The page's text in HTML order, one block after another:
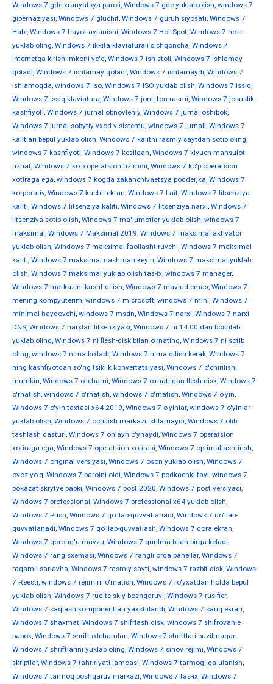
Windows 7 gde xranyatsya paroli, Windows 7 gde yuklab olish, windows 7
gipernaziyasi, Windows 7 gluchit, Windows 7 guruh siyosati, Windows 7
Habr, Windows 7 hayot aylanishi, Windows 7 Hot Spot, Windows 7 hozir
yuklab oling, Windows 7 ikkita klaviaturali sichqoncha, Windows 7
Internetga kirish imkoni yo'q, Windows 7 ish stoli, Windows 7 ishlamay
qoladi, Windows 7 ishlamay qoladi, Windows 7 ishlamaydi, Windows 7
ishlamoqda, windows 7 iso, Windows 7 ISO yuklab olish, Windows 7 issiq,
Windows 7 issiq klaviatura, Windows 7 jonli fon rasmi, Windows 7 josuslik
kashfiyoti, Windows 7 jurnal obnovleniy, Windows 7 jurnal oshibok,
Windows 7 jurnal sobytiy vxod v sistemu, windows 7 jurnali, Windows 7
kalitlari bepul yuklab olish, Windows 7 kalitni rasmiy saytdan sotib oling,
windows 7 kashfiyoti, Windows 7 kesilgan, Windows 7 klyuch mahsulot
uznat, Windows 7 ko'p operatsion tizimdir, Windows 7 ko'p operatsion
xotiraga ega, windows 7 kogda zakanchivaetsya podderjka, Windows 7
korporativ, Windows 7 kuchli ekran, Windows 7 Lait, Windows 7 litsenziya
kaliti, Windows 7 litsenziya kaliti, Windows 7 litsenziya narxi, Windows 7
litsenziya sotib olish, Windows 7 ma'lumotlar yuklab olish, windows 7
maksimal, Windows 7 Maksimal 2019, Windows 7 maksimal aktivator
yuklab olish, Windows 7 maksimal faollashtiruvchi, Windows 7 maksimal
kaliti, Windows 7 maksimal nashrdan keyin, Windows 7 maksimal yuklab
olish, Windows 7 maksimal yuklab olish tas-ix, windows 7 manager,
Windows 7 markazini kashf qilish, Windows 7 mavjud emas, Windows 7
mening kompyuterim, windows 7 microsoft, windows 7 mini, Windows 7
minimal haydovchi, windows 7 msdn, Windows 7 narxi, Windows 7 narxi
DNS, Windows 7 narxlari litsenziyasi, Windows 7 ni 14:00 dan boshlab
yuklab oling, Windows 7 ni flesh-disk bilan o'rnating, Windows 7 ni sotib
oling, windows 7 nima bo'ladi, Windows 7 nima qilish kerak, Windows 7
ning kashfiyotdan so'ng tsiklik konvertatsiyasi, Windows 7 o'chirilishi
mumkin, Windows 7 o'lchami, Windows 7 o'rnatilgan flesh-disk, Windows 7
o'rnatish, windows 7 o'rnatish, windows 7 o'rnatish, Windows 7 o'yin,
Windows 7 o'yin taxtasi x64 2019, Windows 7 o'yinlar, windows 7 o'yinlar
yuklab olish, Windows 7 ochilish markazi ishlamaydi, Windows 7 olib
tashlash dasturi, Windows 7 onlayn o'ynaydi, Windows 7 operatsion
xotiraga ega, Windows 7 operatsion xotirasi, Windows 7 optimallashtirish,
Windows 7 original versiyasi, Windows 7 oson yuklab olish, Windows 7
ovoz yo'q, Windows 7 parolni oldi, Windows 7 podkachki fayl, windows 7
pokazat skrytye papki, Windows 7 post 2020, Windows 7 post versiyasi,
Windows 7 professional, Windows 7 professional x64 yuklab olish,
Windows 7 Push, Windows 7 qo'llab-quvvatlanadi, Windows 7 qo'llab-
quvvatlanadi, Windows 7 qo'llab-quvvatlash, Windows 7 qora ekran,
Windows 7 qorong'u mavzu, Windows 7 qurilma bilan birga keladi,
Windows 7 rang sxemasi, Windows 7 rangli orqa panellar, Windows 7
raqamli sarlavha, Windows 7 rasmiy sayti, windows 7 razbit disk, Windows
7 Reestr, windows 7 rejimini o'rnatish, Windows 7 ro'yxatdan holda bepul
yuklab olish, Windows 7 ruditelskiy boshqaruvi, Windows 7 rusifier,
Windows 7 saqlash komponentlari yaxshilandi, Windows 7 sariq ekran,
Windows 7 shaxmat, Windows 7 shifrlash disk, windows 7 shifrovanie
papok, Windows 7 shrift o'lchamlari, Windows 7 shriftlari buzilmagan,
Windows 7 shriftlarini yuklab oling, Windows 7 sinov rejimi, Windows 7
skriptlar, Windows 7 tahririyati jamoasi, Windows 7 tarmog'iga ulanish,
Windows 7 tarmoq boshqaruv markazi, Windows 7 tas-ix, Windows 7